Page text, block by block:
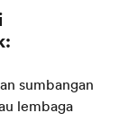
sumbangan
lembaga